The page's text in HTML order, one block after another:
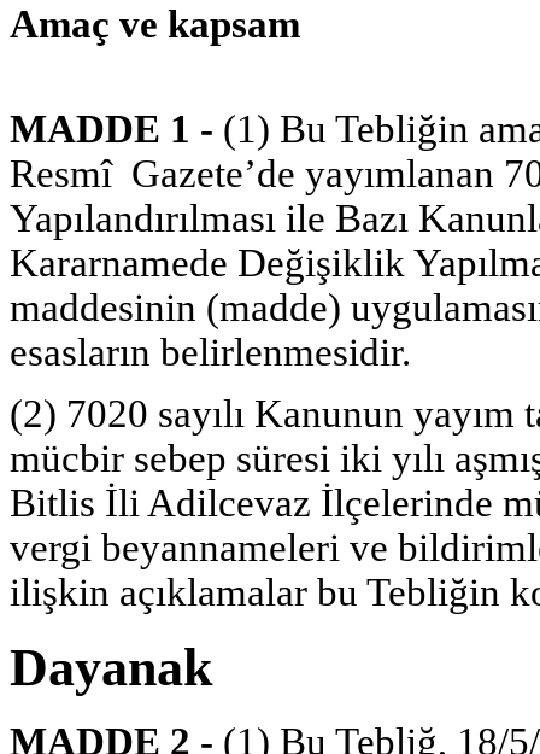
Amaç ve kapsam
MADDE 1 - (1) Bu Tebliğin
Resmî Gazete’de yayımlanan
Yapılandırılması ile Bazı
Kararnamede Değişiklik
maddesinin (madde)
esasların belirlenmesidir.
(2) 7020 sayılı Kanunun
mücbir sebep süresi iki yılı
Bitlis İli Adilcevaz İlçelerinde
vergi beyannameleri ve
ilişkin açıklamalar bu Tebliğin
Dayanak
MADDE 2 - (1) Bu Tebliğ, 18/